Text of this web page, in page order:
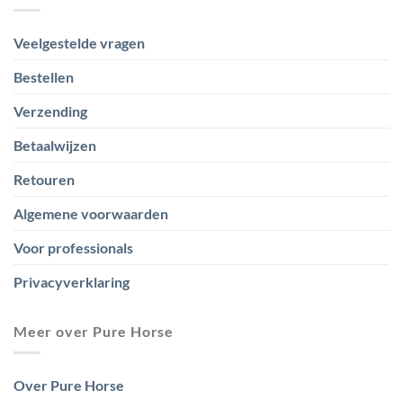
Veelgestelde vragen
Bestellen
Verzending
Betaalwijzen
Retouren
Algemene voorwaarden
Voor professionals
Privacyverklaring
Meer over Pure Horse
Over Pure Horse